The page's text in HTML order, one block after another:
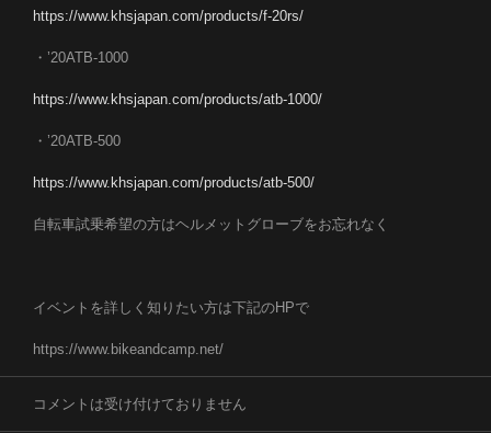
https://www.khsjapan.com/products/f-20rs/
・’20ATB-1000
https://www.khsjapan.com/products/atb-1000/
・’20ATB-500
https://www.khsjapan.com/products/atb-500/
自転車試乗希望の方はヘルメットグローブをお忘れなく
イベントを詳しく知りたい方は下記のHPで
https://www.bikeandcamp.net/
コメントは受け付けておりません